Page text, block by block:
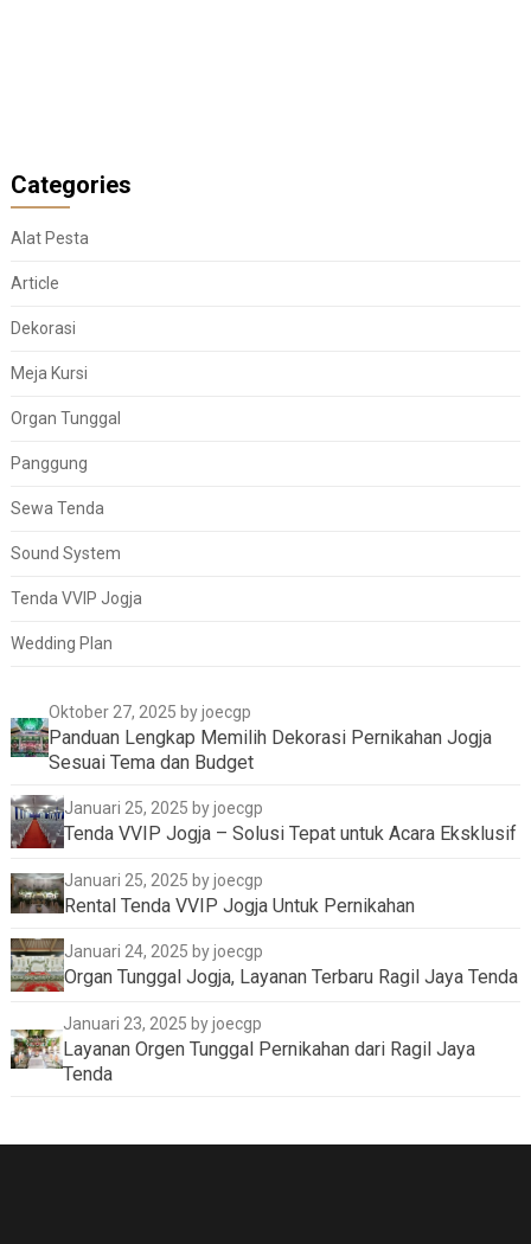
Categories
Alat Pesta
Article
Dekorasi
Meja Kursi
Organ Tunggal
Panggung
Sewa Tenda
Sound System
Tenda VVIP Jogja
Wedding Plan
Oktober 27, 2025 by joecgp
Panduan Lengkap Memilih Dekorasi Pernikahan Jogja
Sesuai Tema dan Budget
Januari 25, 2025 by joecgp
Tenda VVIP Jogja – Solusi Tepat untuk Acara Eksklusif
Januari 25, 2025 by joecgp
Rental Tenda VVIP Jogja Untuk Pernikahan
Januari 24, 2025 by joecgp
Organ Tunggal Jogja, Layanan Terbaru Ragil Jaya Tenda
Januari 23, 2025 by joecgp
Layanan Orgen Tunggal Pernikahan dari Ragil Jaya
Tenda